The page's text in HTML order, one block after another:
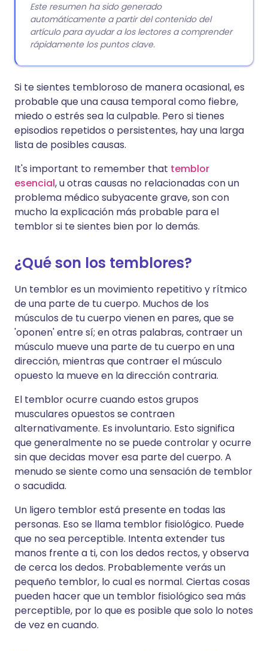
Este resumen ha sido generado
automáticamente a partir del contenido del
artículo para ayudar a los lectores a comprender
rápidamente los puntos clave.
Si te sientes tembloroso de manera ocasional, es
probable que una causa temporal como fiebre,
miedo o estrés sea la culpable. Pero si tienes
episodios repetidos o persistentes, hay una larga
lista de posibles causas.
It's important to remember that temblor
esencial, u otras causas no relacionadas con un
problema médico subyacente grave, son con
mucho la explicación más probable para el
temblor si te sientes bien por lo demás.
¿Qué son los temblores?
Un temblor es un movimiento repetitivo y rítmico
de una parte de tu cuerpo. Muchos de los
músculos de tu cuerpo vienen en pares, que se
'oponen' entre sí; en otras palabras, contraer un
músculo mueve una parte de tu cuerpo en una
dirección, mientras que contraer el músculo
opuesto la mueve en la dirección contraria.
El temblor ocurre cuando estos grupos
musculares opuestos se contraen
alternativamente. Es involuntario. Esto significa
que generalmente no se puede controlar y ocurre
sin que decidas mover esa parte del cuerpo. A
menudo se siente como una sensación de temblor
o sacudida.
Un ligero temblor está presente en todas las
personas. Eso se llama temblor fisiológico. Puede
que no sea perceptible. Intenta extender tus
manos frente a ti, con los dedos rectos, y observa
de cerca los dedos. Probablemente verás un
pequeño temblor, lo cual es normal. Ciertas cosas
pueden hacer que un temblor fisiológico sea más
perceptible, por lo que es posible que solo lo notes
de vez en cuando.